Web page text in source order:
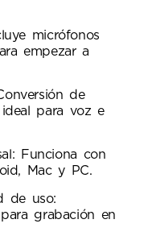
micrófonos
empezar a
de
para voz e
Funciona con
Mac y PC.
de uso:
grabación en